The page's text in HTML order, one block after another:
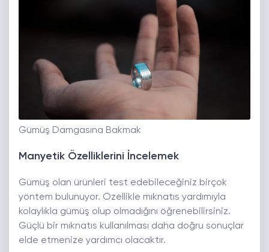
Gümüş Damgasına Bakmak
Manyetik Özelliklerini İncelemek
Gümüş olan ürünleri test edebileceğiniz birçok
yöntem bulunuyor. Özellikle mıknatıs yardımıyla
kolaylıkla gümüş olup olmadığını öğrenebilirsiniz.
Güçlü bir mıknatıs kullanılması daha doğru sonuçlar
elde etmenize yardımcı olacaktır.